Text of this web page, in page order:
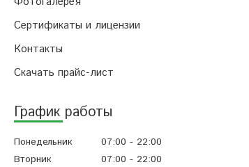
Сертификаты и лицензии
Контакты
Скачать прайс-лист
График работы
Понедельник 07:00
22:00
Вторник
07:00
22:00